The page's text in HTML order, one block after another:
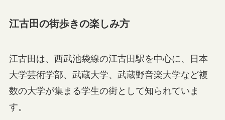
江古田の街歩きの楽しみ方
江古田は、西武池袋線の江古田駅を中心に、日本
大学芸術学部、武蔵大学、武蔵野音楽大学など複
数の大学が集まる学生の街として知られていま
す。